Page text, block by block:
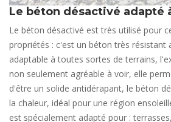
Le béton désactivé adapté
Le béton désactivé est très utilisé pour
propriétés : c'est un béton très résistant
adaptable à toutes sortes de terrains,
non seulement agréable à voir, elle
d'être un solide antidérapant, le béton
la chaleur, idéal pour une région
est spécialement adapté pour :